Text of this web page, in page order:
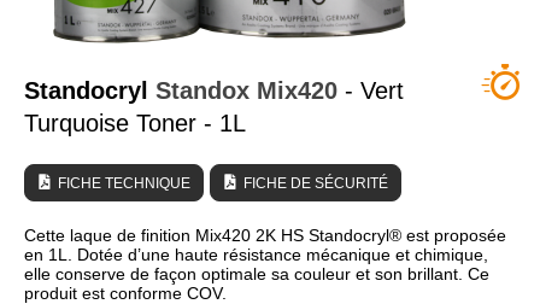
TUTORIEL & CONSEILS
Standocryl Standox Mix420 - Vert
Turquoise Toner - 1L
FICHE TECHNIQUE FICHE DE SÉCURITÉ
Cette laque de finition Mix420 2K HS Standocryl® est proposée
en 1L. Dotée d’une haute résistance mécanique et chimique,
elle conserve de façon optimale sa couleur et son brillant. Ce
produit est conforme COV.